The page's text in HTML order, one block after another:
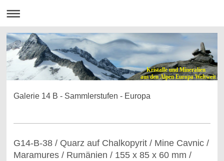
Kristalle und Mineralien
aus den Alpen Europa Weltweit
Galerie 14 B - Sammlerstufen - Europa
G14-B-38 / Quarz auf Chalkopyrit / Mine Cavnic /
Maramures / Rumänien / 155 x 85 x 60 mm /